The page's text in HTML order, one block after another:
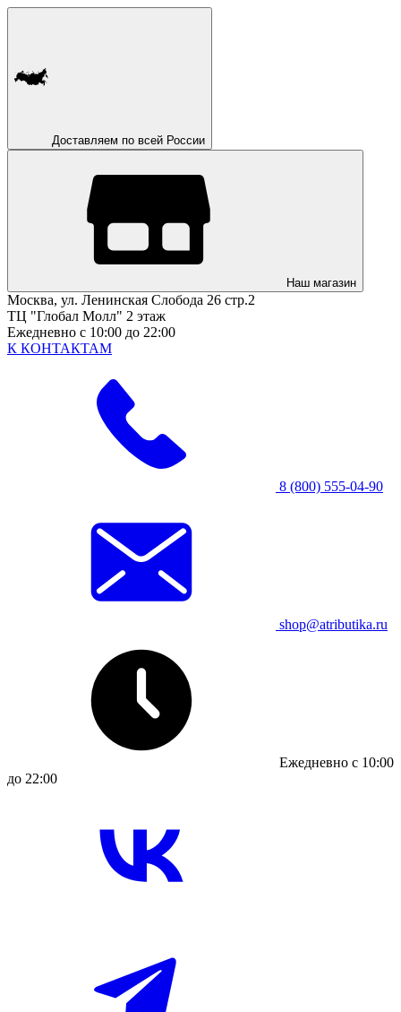
Доставляем по всей России
Наш магазин
Москва, ул. Ленинская Слобода 26 стр.2
ТЦ "Глобал Молл" 2 этаж
Ежедневно с 10:00 до 22:00
К КОНТАКТАМ
8 (800) 555-04-90
shop@atributika.ru
Ежедневно с 10:00
до 22:00